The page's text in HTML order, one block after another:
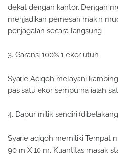
dekat dengan kantor. Dengan
menjadikan pemesan makin
penjagalan secara langsung
3. Garansi 100% 1 ekor utuh
Syarie Aqiqoh melayani
pas satu ekor sempurna ialah
4. Dapur milik sendiri
Syarie aqiqoh memiliki Tempat
90 m X 10 m. Kuantitas masak